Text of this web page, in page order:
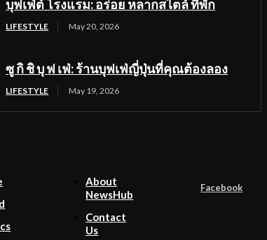
บุฟเฟ่ต์ โรงแรม: อร่อย หลากสไตล์ ที่พัก
LIFESTYLE May 20, 2026
ซู กิ ชิ บุ ฟ เฟ่: ร้านบุฟเฟ่ญี่ปุ่นที่คุณต้องลอง
LIFESTYLE May 19, 2026
About
NewsHub
Contact
Us
Facebook